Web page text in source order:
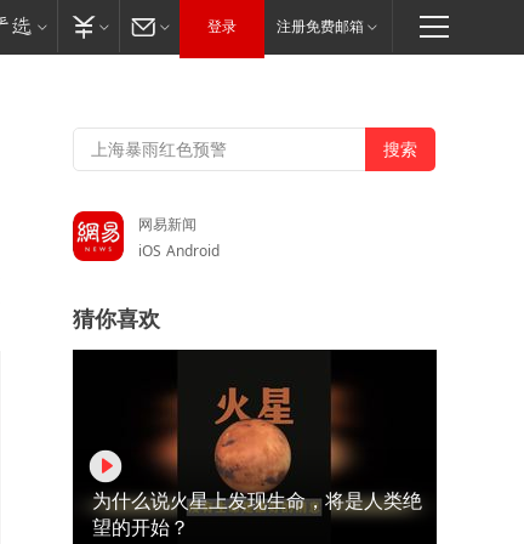
登录 注册免费邮箱
网易新闻
iOS Android
猜你喜欢
为什么说火星上发现生命，将是人类绝
望的开始？